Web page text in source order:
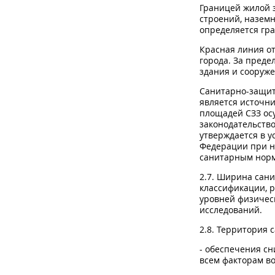
Границей жилой
строений,
определяется
Красная линия
города. За
здания и
Санитарно-
является
площадей СЗЗ
утверждается в
Федерации при
санитарным
2.7. Ширина
классификации,
уровней
исследований.
2.8. Территория
- обеспечения
всем факторам